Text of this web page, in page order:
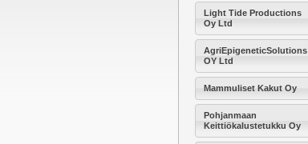
Light Tide Productions
Oy Ltd
AgriEpigeneticSolutions
OY Ltd
Mammuliset Kakut Oy
Pohjanmaan
Keittiökalustetukku Oy